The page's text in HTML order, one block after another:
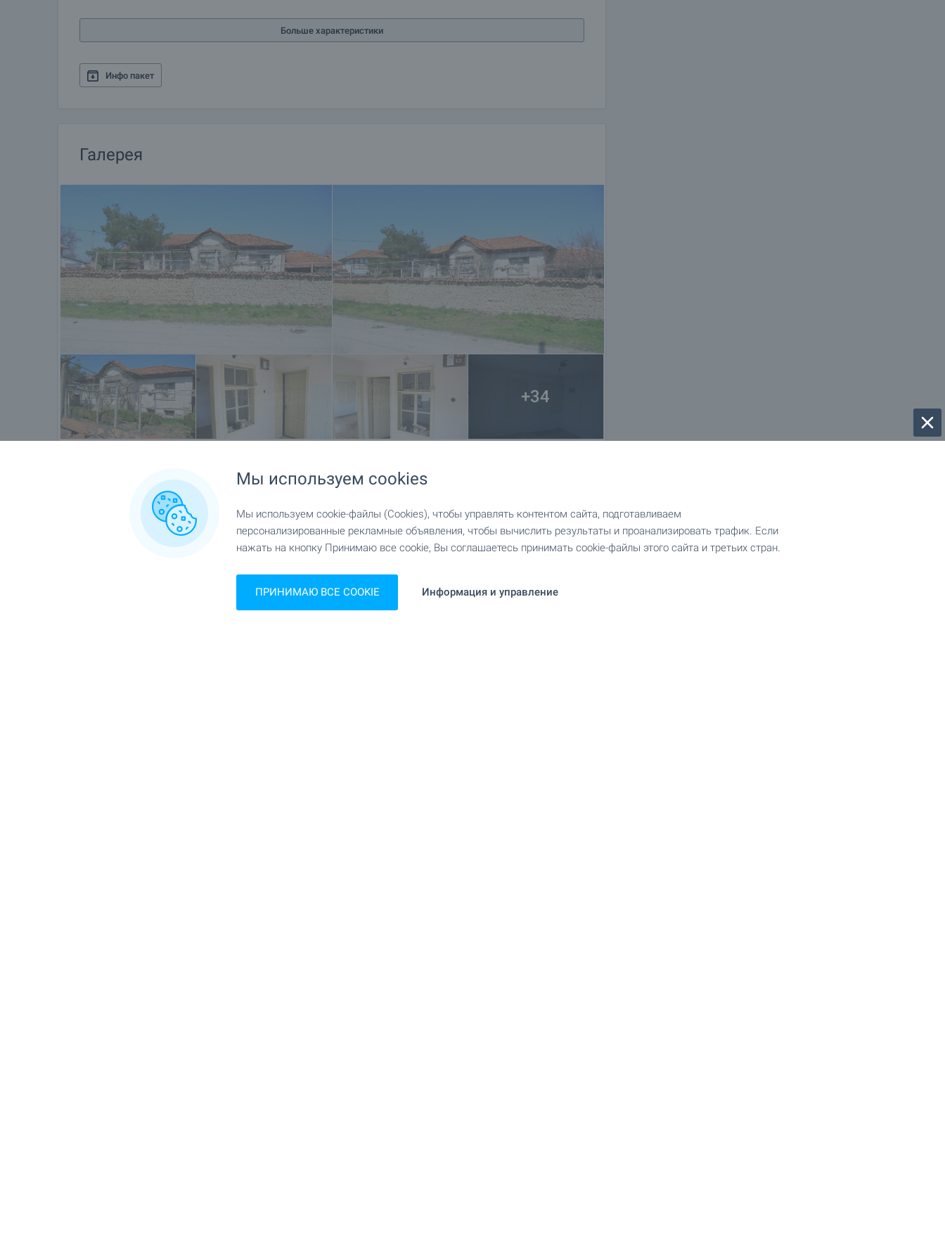
Больше характеристики
Инфо пакет
Галерея
+34
Местоположение
Вблизи г. Пловдив
Мы используем cookies
Мы используем cookie-файлы (Cookies), чтобы управлять контентом сайта, подготавливаем
персонализированные рекламные объявления, чтобы вычислить результаты и проанализировать трафик. Если
нажать на кнопку Принимаю все cookie, Вы соглашаетесь принимать cookie-файлы этого сайта и третьих стран.
ПРИНИМАЮ ВСЕ COOKIE Информация и управление